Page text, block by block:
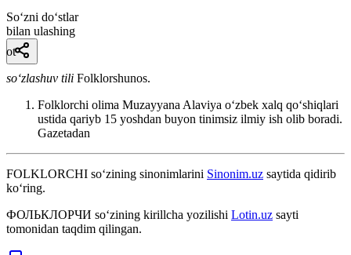
So‘zni do‘stlar
bilan ulashing
ot
so‘zlashuv tili Folklorshunos.
Folklorchi olima Muzayyana Alaviya oʻzbek xalq qoʻshiqlari
ustida qariyb 15 yoshdan buyon tinimsiz ilmiy ish olib boradi.
Gazetadan
FOLKLORCHI so‘zining sinonimlarini Sinonim.uz saytida qidirib
ko‘ring.
ФОЛЬКЛОРЧИ so‘zining kirillcha yozilishi Lotin.uz sayti
tomonidan taqdim qilingan.